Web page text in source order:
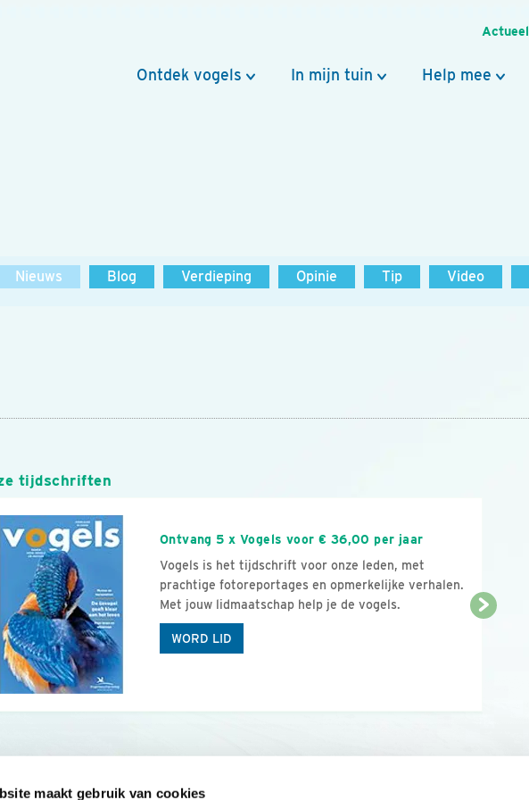
maakt gebruik van cookies
Actueel
Ontdek vogels In mijn tuin Help mee
Nieuws Blog Verdieping Opinie Tip Video
tijdschriften
Ontvang 5 x Vogels voor € 36,00 per jaar
Vogels is het tijdschrift voor onze leden, met
prachtige fotoreportages en opmerkelijke verhalen.
Met jouw lidmaatschap help je de vogels.
WORD LID